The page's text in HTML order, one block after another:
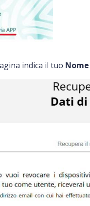
indica il tuo